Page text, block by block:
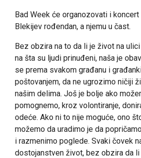
Bad Week će organozovati i
Blekijev rođendan, a njemu u čast.
Bez obzira na to da li je život na
na šta su ljudi prinuđeni, naša je
se prema svakom građanu i
poštovanjem, da ne ugrozimo ničiji
našim delima. Još je bolje ako
pomognemo, kroz volontiranje,
odeće. Ako ni to nije moguće, ono
možemo da uradimo je da
i razmenimo poglede. Svaki čovek
dostojanstven život, bez obzira da li